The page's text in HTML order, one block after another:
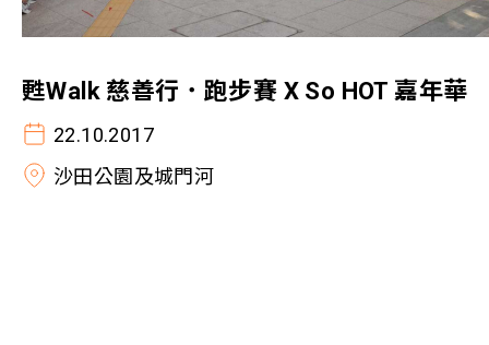
甦Walk 慈善行．跑步賽 X So HOT 嘉年華
22.10.2017
沙田公園及城門河